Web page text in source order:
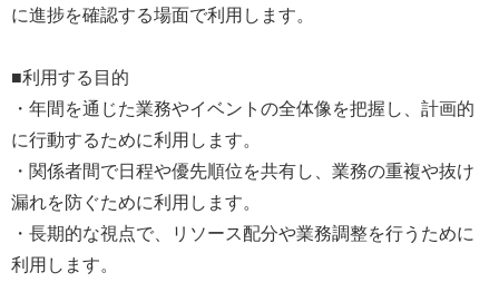
に進捗を確認する場面で利用します。
■利用する目的
・年間を通じた業務やイベントの全体像を把握し、計画的
に行動するために利用します。
・関係者間で日程や優先順位を共有し、業務の重複や抜け
漏れを防ぐために利用します。
・長期的な視点で、リソース配分や業務調整を行うために
利用します。